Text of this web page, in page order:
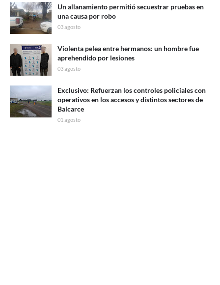
Un allanamiento permitió secuestrar pruebas en
una causa por robo
03 agosto
Violenta pelea entre hermanos: un hombre fue
aprehendido por lesiones
03 agosto
Exclusivo: Refuerzan los controles policiales con
operativos en los accesos y distintos sectores de
Balcarce
01 agosto